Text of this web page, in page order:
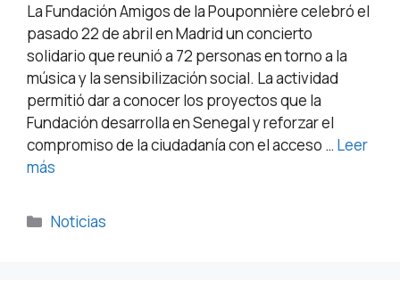
La Fundación Amigos de la Pouponnière celebró el
pasado 22 de abril en Madrid un concierto
solidario que reunió a 72 personas en torno a la
música y la sensibilización social. La actividad
permitió dar a conocer los proyectos que la
Fundación desarrolla en Senegal y reforzar el
compromiso de la ciudadanía con el acceso … Leer
más
Noticias